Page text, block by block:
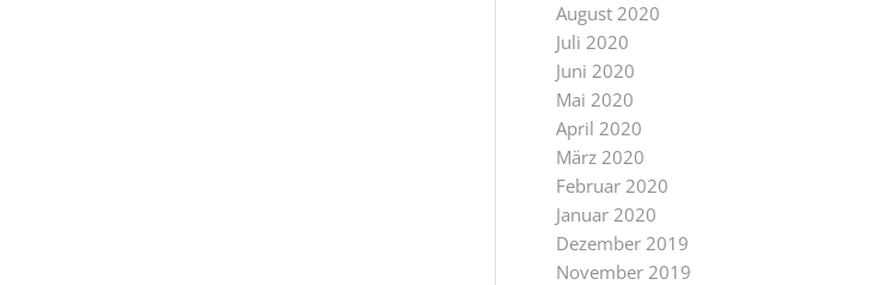
August 2020
Juli 2020
Juni 2020
Mai 2020
April 2020
März 2020
Februar 2020
Januar 2020
Dezember 2019
November 2019